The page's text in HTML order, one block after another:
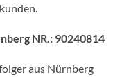
NR.: 90240814
aus Nürnberg